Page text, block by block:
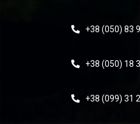
+38 (050) 83
+38 (050) 18
+38 (099) 31